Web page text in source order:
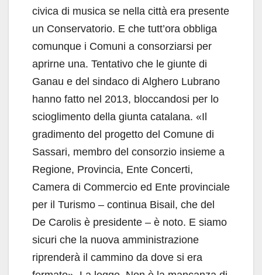
civica di musica se nella città era presente
un Conservatorio. E che tutt’ora obbliga
comunque i Comuni a consorziarsi per
aprirne una. Tentativo che le giunte di
Ganau e del sindaco di Alghero Lubrano
hanno fatto nel 2013, bloccandosi per lo
scioglimento della giunta catalana. «Il
gradimento del progetto del Comune di
Sassari, membro del consorzio insieme a
Regione, Provincia, Ente Concerti,
Camera di Commercio ed Ente provinciale
per il Turismo – continua Bisail, che del
De Carolis è presidente – è noto. E siamo
sicuri che la nuova amministrazione
riprenderà il cammino da dove si era